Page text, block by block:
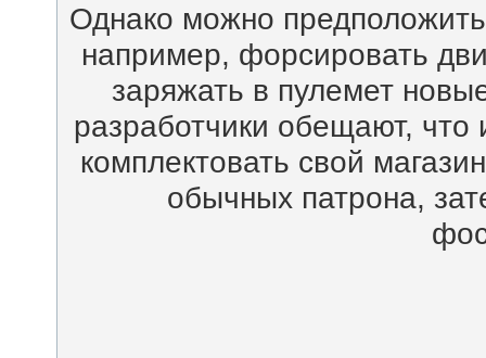
Однако можно
например, форсировать
заряжать в пулемет
разработчики обещают, что
комплектовать свой
обычных патрона,